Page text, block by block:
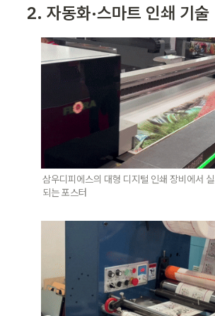
2. 자동화·스마트 인쇄 기술
삼우디피에스의 대형 디지털 인쇄 장비에서
되는 포스터